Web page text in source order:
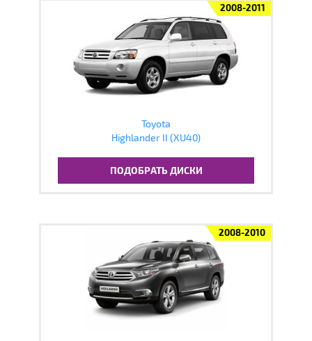
2008-2011
Toyota
Highlander II (XU40)
ПОДОБРАТЬ ДИСКИ
2008-2010